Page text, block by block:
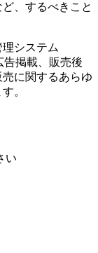
、するべきこと
システム
告掲載、販売後
に関するあらゆ
。
い